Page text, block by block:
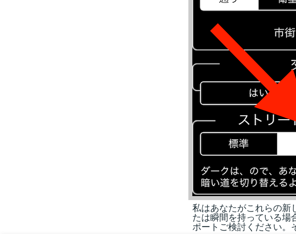
私はあなたがこれらの新
たは瞬間を持っている場
ポートご検討ください。